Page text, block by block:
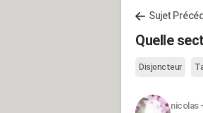
Sujet
Quelle
Disjoncteur
nicolas-